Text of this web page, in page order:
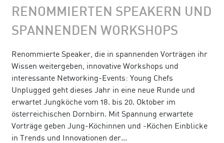
RENOMMIERTEN SPEAKERN UND
SPANNENDEN WORKSHOPS
Renommierte Speaker, die in spannenden Vorträgen ihr
Wissen weitergeben, innovative Workshops und
interessante Networking-Events: Young Chefs
Unplugged geht dieses Jahr in eine neue Runde und
erwartet Jungköche vom 18. bis 20. Oktober im
österreichischen Dornbirn. Mit Spannung erwartete
Vorträge geben Jung-Köchinnen und -Köchen Einblicke
in Trends und Innovationen der...